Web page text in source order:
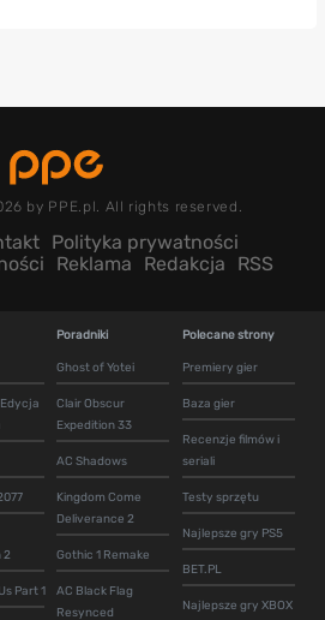
by PPE.pl. All rights reserved.
Polityka prywatności
Reklama Redakcja RSS
2
Part 1
Poradniki
Ghost of Yotei
Clair Obscur
Expedition 33
AC Shadows
Kingdom Come
Deliverance 2
Gothic 1 Remake
AC Black Flag
Resynced
Polecane strony
Premiery gier
Baza gier
Recenzje filmów i
seriali
Testy sprzętu
Najlepsze gry PS5
BET.PL
Najlepsze gry XBOX